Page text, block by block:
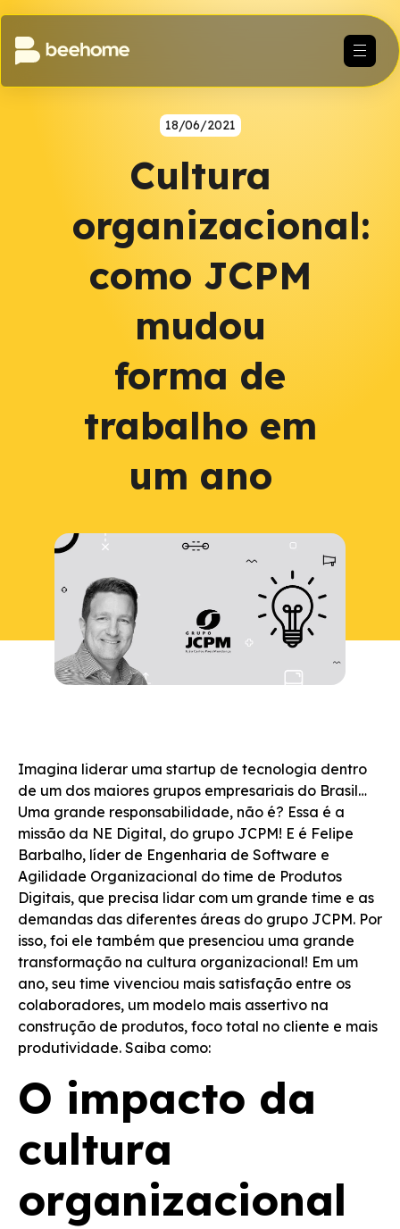
18/06/2021
Cultura
organizacional:
como JCPM
mudou
forma de
trabalho em
um ano
Imagina liderar uma startup de tecnologia dentro
de um dos maiores grupos empresariais do Brasil…
Uma grande responsabilidade, não é? Essa é a
missão da NE Digital, do grupo JCPM! E é Felipe
Barbalho, líder de Engenharia de Software e
Agilidade Organizacional do time de Produtos
Digitais, que precisa lidar com um grande time e as
demandas das diferentes áreas do grupo JCPM. Por
isso, foi ele também que presenciou uma grande
transformação na cultura organizacional! Em um
ano, seu time vivenciou mais satisfação entre os
colaboradores, um modelo mais assertivo na
construção de produtos, foco total no cliente e mais
produtividade. Saiba como:
O impacto da
cultura
organizacional